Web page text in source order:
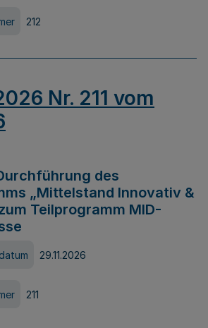
212
Nr. 211 vom
des
„Mittelstand Innovativ &
Teilprogramm MID-
29.11.2026
211